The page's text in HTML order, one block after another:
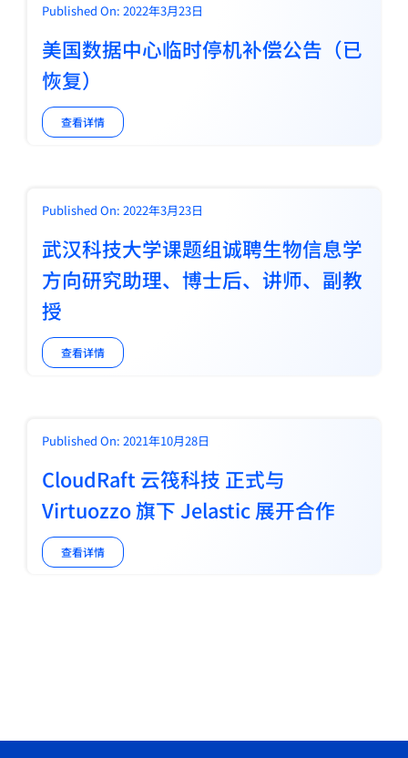
Published On: 2022年3月23日
美国数据中心临时停机补偿公告（已
恢复）
查看详情
Published On: 2022年3月23日
武汉科技大学课题组诚聘生物信息学
方向研究助理、博士后、讲师、副教
授
查看详情
Published On: 2021年10月28日
CloudRaft 云筏科技 正式与
Virtuozzo 旗下 Jelastic 展开合作
查看详情